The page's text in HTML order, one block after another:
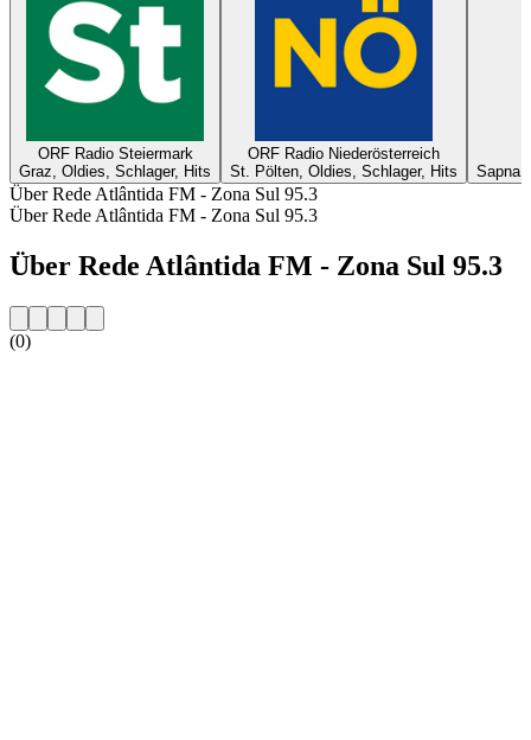
ORF Radio Steiermark
Graz, Oldies, Schlager, Hits
ORF Radio Niederösterreich
St. Pölten, Oldies, Schlager, Hits
Sapna,
Über Rede Atlântida FM - Zona Sul 95.3
Über Rede Atlântida FM - Zona Sul 95.3
Über Rede Atlântida FM - Zona Sul 95.3
(0)